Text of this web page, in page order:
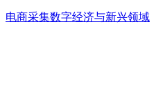
电商采集数字经济与新兴领域